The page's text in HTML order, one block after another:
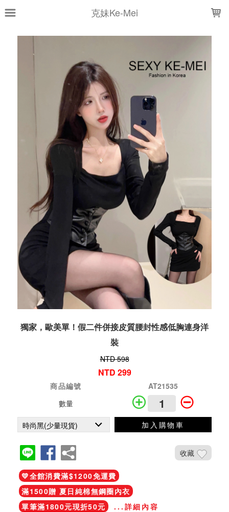
克妹Ke-Mei
獨家，歐美單！假二件併接皮質腰封性感低胸連身洋
裝
NTD 598
NTD 299
商品編號
AT21535
數量
加入購物車
收藏
💛全館消費滿$1200免運費
滿1500贈 夏日純棉無鋼圈內衣
單筆滿1800元現折50元
...詳細內容